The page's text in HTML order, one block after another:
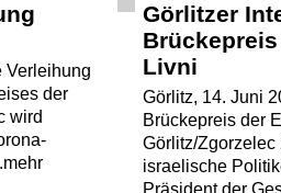
Verleihung
der
wird
Görlitzer
Livni
Görlitz, 14. Juni
Brückepreis der
Görlitz/Zgorzelec
israelische